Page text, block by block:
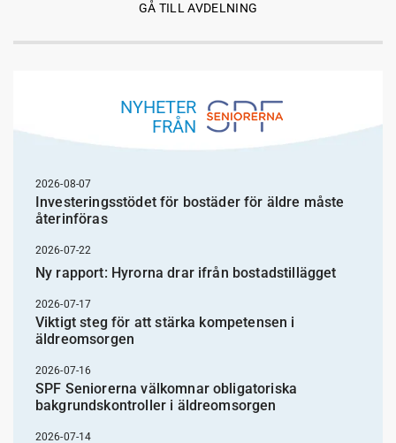
GÅ TILL AVDELNING
NYHETER
FRÅN
2026-08-07
Investeringsstödet för bostäder för äldre måste
återinföras
2026-07-22
Ny rapport: Hyrorna drar ifrån bostadstillägget
2026-07-17
Viktigt steg för att stärka kompetensen i
äldreomsorgen
2026-07-16
SPF Seniorerna välkomnar obligatoriska
bakgrundskontroller i äldreomsorgen
2026-07-14